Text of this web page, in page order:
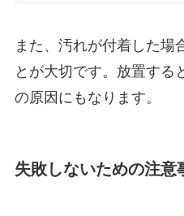
また、汚れが付着した場
とが大切です。放置する
の原因にもなります。
失敗しないための注意